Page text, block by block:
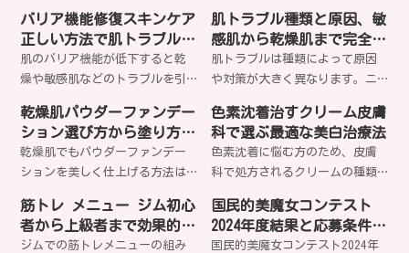
正しい使い方、エイジングケア
効果まで、知られざる美肌の秘
密とは？
欠かせないアミノ酸の秘密を詳
しく解説します。あなたも今日
からアラニンパワーを実感して
みませんか？
バリア機能修復スキンケア
正しい方法で肌トラブル解
決
肌のバリア機能が低下すると乾
燥や敏感肌などのトラブルを引
ア方法でバリア機能を修復し、
健やかな肌を取り戻すことは可
能でしょうか？
肌トラブル種類と原因、敏
感肌から乾燥肌まで完全解
説
肌トラブルは種類によって原因
や対策が大きく異なります。ニ
ミ・シワなど、あなたの肌悩み
に合った適切なケア方法をご存
知ですか？
乾燥肌パウダーファンデー
ション選び方から塗り方ま
で完全ガイド
乾燥肌でもパウダーファンデー
ションを美しく仕上げる方法は
クニック、崩れにくい塗り方ま
で、プロが実践する秘訣を詳し
色素沈着治すクリーム皮膚
科で選ぶ最適な美白治療法
色素沈着に悩む方のため、皮膚
科で処方されるクリームの種類
イドロキノンやトレチノインな
どの有効成分、レーザー治療、
筋トレ メニュー ジム初心
者から上級者まで効果的な
分割法とマシン活用
ジムでの筋トレメニューの組み
国民的美魔女コンテスト
2024年度結果と応募条件審
査基準特集
国民的美魔女コンテスト2024年